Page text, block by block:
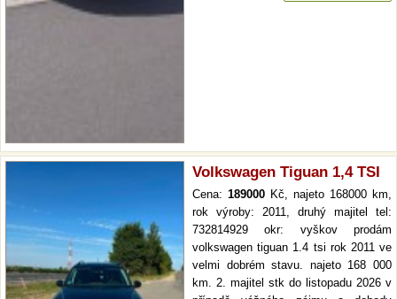
Volkswagen Tiguan 1,4 TSI
Cena: 189000 Kč, najeto 168000 km,
rok výroby: 2011, druhý majitel tel:
732814929 okr: vyškov prodám
volkswagen tiguan 1.4 tsi rok 2011 ve
velmi dobrém stavu. najeto 168 000
km. 2. majitel stk do listopadu 2026 v